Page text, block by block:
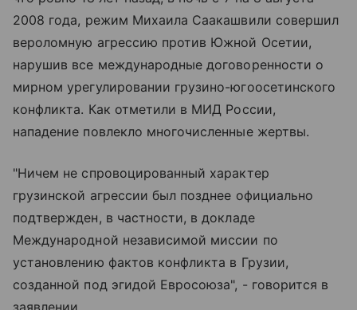
2008 года, режим Михаила Саакашвили совершил
вероломную агрессию против Южной Осетии,
нарушив все международные договоренности о
мирном урегулировании грузино-югоосетинского
конфликта. Как отметили в МИД России,
нападение повлекло многочисленные жертвы.
"Ничем не спровоцированный характер
грузинской агрессии был позднее официально
подтвержден, в частности, в докладе
Международной независимой миссии по
установлению фактов конфликта в Грузии,
созданной под эгидой Евросоюза", - говорится в